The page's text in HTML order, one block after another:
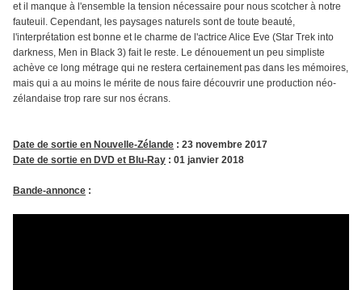
et il manque à l'ensemble la tension nécessaire pour nous scotcher à notre
fauteuil. Cependant, les paysages naturels sont de toute beauté,
l'interprétation est bonne et le charme de l'actrice Alice Eve (Star Trek into
darkness, Men in Black 3) fait le reste. Le dénouement un peu simpliste
achève ce long métrage qui ne restera certainement pas dans les mémoires,
mais qui a au moins le mérite de nous faire découvrir une production néo-
zélandaise trop rare sur nos écrans.
Date de sortie en Nouvelle-Zélande : 23 novembre 2017
Date de sortie en DVD et Blu-Ray : 01 janvier 2018
Bande-annonce :